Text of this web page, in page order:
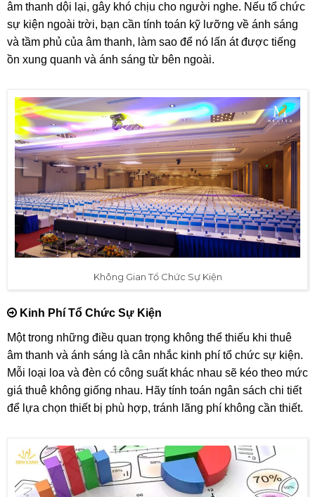
âm thanh dội lại, gây khó chịu cho người nghe. Nếu tổ chức
sự kiện ngoài trời, bạn cần tính toán kỹ lưỡng về ánh sáng
và tầm phủ của âm thanh, làm sao để nó lấn át được tiếng
ồn xung quanh và ánh sáng từ bên ngoài.
Không Gian Tổ Chức Sự Kiện
Kinh Phí Tổ Chức Sự Kiện
Một trong những điều quan trọng không thể thiếu khi thuê
âm thanh và ánh sáng là cân nhắc kinh phí tổ chức sự kiện.
Mỗi loại loa và đèn có công suất khác nhau sẽ kéo theo mức
giá thuê không giống nhau. Hãy tính toán ngân sách chi tiết
để lựa chọn thiết bị phù hợp, tránh lãng phí không cần thiết.